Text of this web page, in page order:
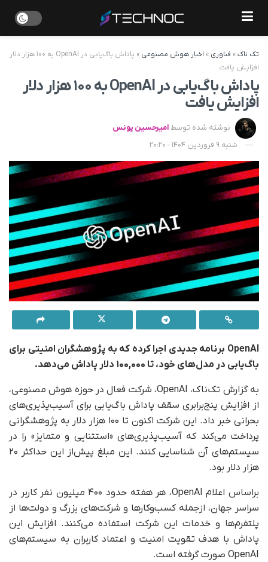
تک ناک» فناوری » اخبار هوش مصنوعی »
پاداش باگ‌یابی در OpenAI به ۱۰۰ هزار دلار
افزایش یافت
پاداش باگ‌یابی در OpenAI به ۱۰۰ هزار دلار
افزایش یافت
نوشته شده توسط امیرحسین یونس
شنبه 9 فروردین 1404 - 20:20
OpenAI برنامه جدیدی اجرا کرده که به پژوهشگران امنیتی برای
باگ‌یابی در مدل‌های خود، تا ۱۰۰,۰۰۰ دلار پاداش می‌دهد.
به گزارش تک‌ناک، OpenAI، شرکت فعال در حوزه هوش مصنوعی،
از افزایش پنج‌برابری سقف پاداش باگ‌یابی برای آسیب‌پذیری‌های
بحرانی خبر داد. این شرکت اکنون تا ۱۰۰ هزار دلار به پژوهشگرانی
پرداخت می‌کند که آسیب‌پذیری‌های «استثنایی و متمایز» را در
سیستم‌های آن شناسایی کنند. این مبلغ پیش‌از این حداکثر ۲۰
هزار دلار بود.
بر‌اساس اعلام OpenAI، هر هفته حدود ۴۰۰ میلیون نفر کاربر در
سراسر جهان، از‌جمله کسب‌وکارها و شرکت‌های بزرگ و دولت‌ها از
پلتفرم‌ها و خدمات این شرکت استفاده می‌کنند. افزایش این
پاداش با هدف تقویت امنیت و اعتماد کاربران به سیستم‌های
OpenAI صورت گرفته است.